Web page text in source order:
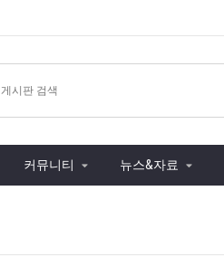
커뮤니티 뉴스&자료